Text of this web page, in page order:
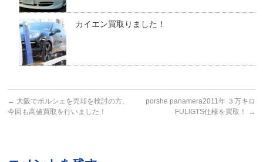
カイエン買取りました！
← 大阪でポルシェを売却を検討の方、
今回も高値買取を行いました！
porshe panamera2011年 ３万キロ
FULlGTS仕様を買取！
→